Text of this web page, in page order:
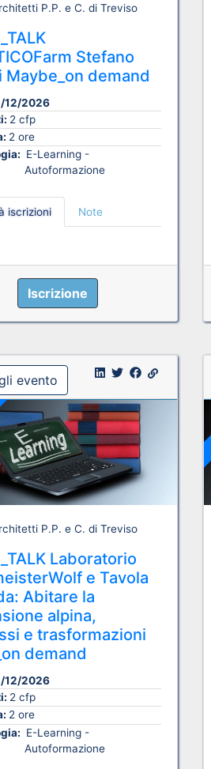
P.P. e C. di Treviso
Stefano
Maybe_on demand
12/2026
2 cfp
2 ore
E-Learning -
Autoformazione
iscrizioni
Note
Iscrizione
evento
P.P. e C. di Treviso
Laboratorio
e Tavola
Abitare la
alpina,
e trasformazioni
demand
12/2026
2 cfp
2 ore
E-Learning -
Autoformazione